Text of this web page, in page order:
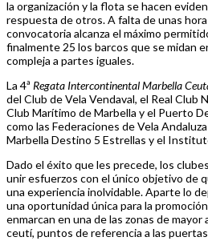
la organización y la flota se hacen
respuesta de otros. A falta de unas
convocatoria alcanza el máximo
finalmente 25 los barcos que se midan
compleja a partes iguales.
La 4ª Regata Intercontinental Marbella
del Club de Vela Vendaval, el Real Club
Club Marítimo de Marbella y el Puerto
como las Federaciones de Vela
Marbella Destino 5 Estrellas y el
Dado el éxito que les precede, los
unir esfuerzos con el único objetivo de
una experiencia inolvidable. Aparte lo
una oportunidad única para la
enmarcan en una de las zonas de
ceutí, puntos de referencia a las